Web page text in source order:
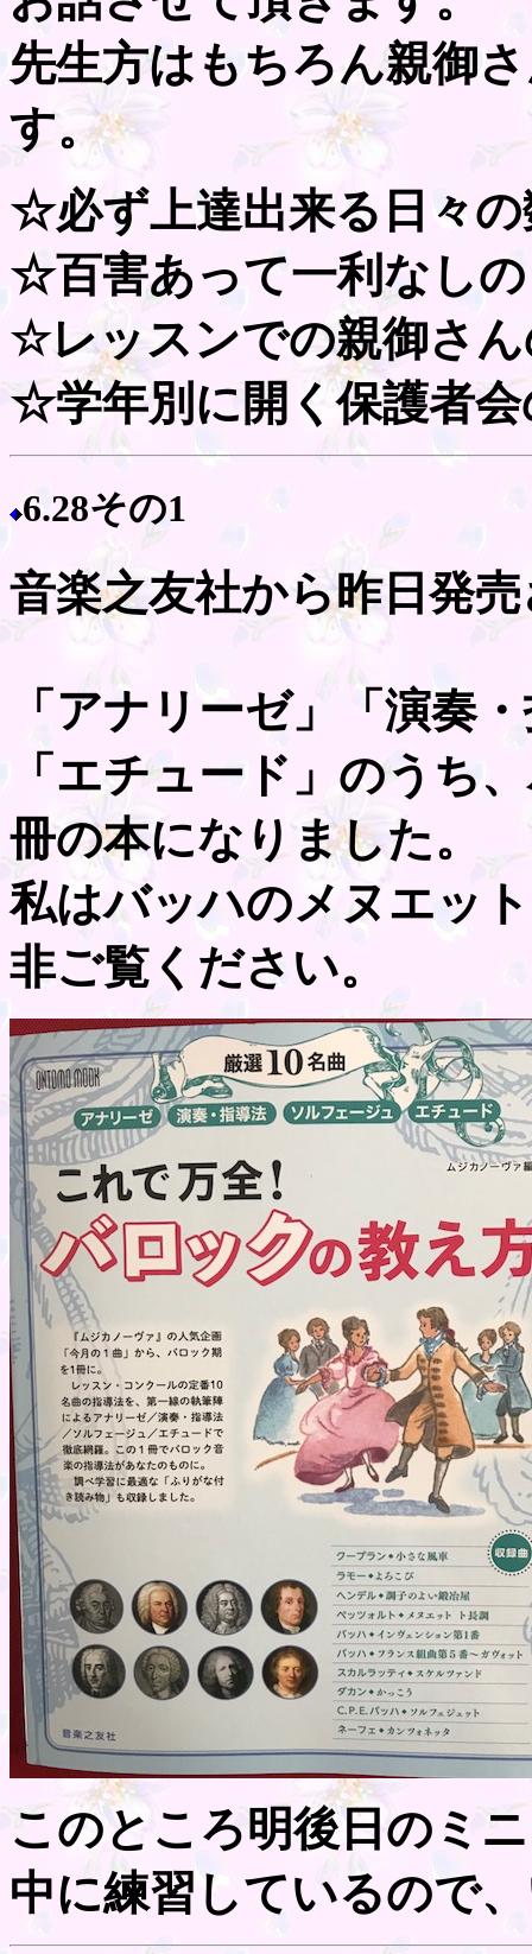
先生方はもちろん親御
す。
☆必ず上達出来る日々の
☆百害あって一利なし
☆レッスンでの親御さ
☆学年別に開く保護者会
6.28その1
音楽之友社から昨日発
「アナリーゼ」「演奏
「エチュード」のうち
冊の本になりました。
私はバッハのメヌエッ
非ご覧ください。
このところ明後日のミ
中に練習しているので